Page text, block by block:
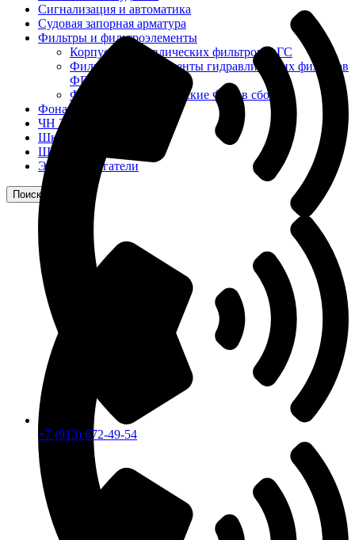
Сигнализация и автоматика
Судовая запорная арматура
Фильтры и фильтроэлементы
Корпусы гидравлических фильтров ФГС
Фильтрующие элементы гидравлических фильтров
ФГС
Фильтры гидравлические ФГС в сборе
Фонари
ЧН 25/34
Шкода 6S-160
Шкода-275
Электродвигатели
Поиск
+7 (913) 672-49-54